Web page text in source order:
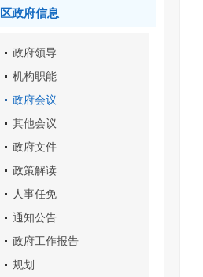
区政府信息
政府领导
机构职能
政府会议
其他会议
政府文件
政策解读
人事任免
通知公告
政府工作报告
规划